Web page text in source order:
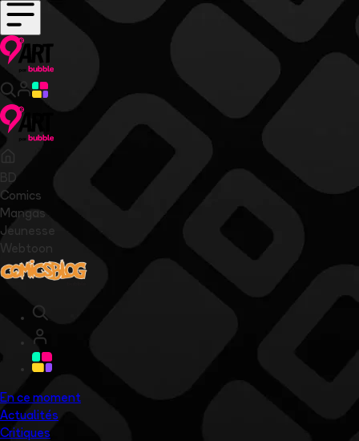
BD
Comics
Mangas
Jeunesse
Webtoon
En ce moment
Actualités
Critiques